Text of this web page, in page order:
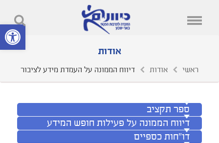
פתח סרגל
אודות
ראשי אודות דיווח הממונה על העמדת מידע לציבור
ספר תקציב
דיווח הממונה על פעילות חופש המידע
דו"חות כספיים